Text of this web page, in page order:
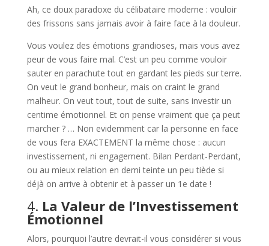
Ah, ce doux paradoxe du célibataire moderne : vouloir
des frissons sans jamais avoir à faire face à la douleur.
Vous voulez des émotions grandioses, mais vous avez
peur de vous faire mal. C’est un peu comme vouloir
sauter en parachute tout en gardant les pieds sur terre.
On veut le grand bonheur, mais on craint le grand
malheur. On veut tout, tout de suite, sans investir un
centime émotionnel. Et on pense vraiment que ça peut
marcher ? … Non evidemment car la personne en face
de vous fera EXACTEMENT la même chose : aucun
investissement, ni engagement. Bilan Perdant-Perdant,
ou au mieux relation en demi teinte un peu tiède si
déjà on arrive à obtenir et à passer un 1e date !
4. La Valeur de l’Investissement
Émotionnel
Alors, pourquoi l’autre devrait-il vous considérer si vous